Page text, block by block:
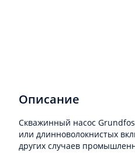
Описание
Скважинный насос
или длинноволокнистых
других случаев